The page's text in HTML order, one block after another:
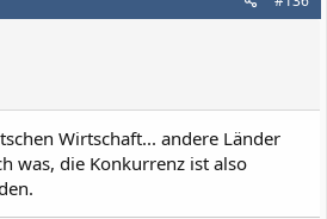
Wirtschaft... andere Länder
was, die Konkurrenz ist also